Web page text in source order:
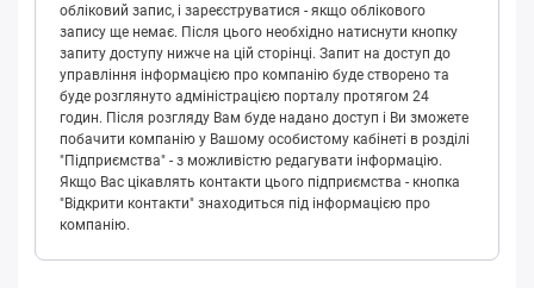
обліковий запис, і зареєструватися - якщо облікового
запису ще немає. Після цього необхідно натиснути кнопку
запиту доступу нижче на цій сторінці. Запит на доступ до
управління інформацією про компанію буде створено та
буде розглянуто адміністрацією порталу протягом 24
годин. Після розгляду Вам буде надано доступ і Ви зможете
побачити компанію у Вашому особистому кабінеті в розділі
"Підприємства" - з можливістю редагувати інформацію.
Якщо Вас цікавлять контакти цього підприємства - кнопка
"Відкрити контакти" знаходиться під інформацією про
компанію.